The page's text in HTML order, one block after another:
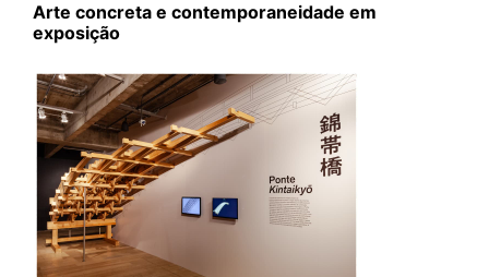
Arte concreta e contemporaneidade em
exposição